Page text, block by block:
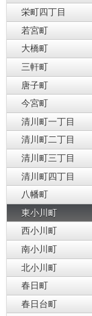
栄町四丁目
若宮町
大橋町
三軒町
唐子町
今宮町
清川町一丁目
清川町二丁目
清川町三丁目
清川町四丁目
八幡町
東小川町
西小川町
南小川町
北小川町
春日町
春日台町